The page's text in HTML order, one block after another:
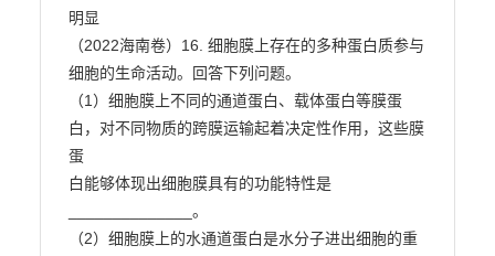
明显
（2022海南卷）16. 细胞膜上存在的多种蛋白质参与
细胞的生命活动。回答下列问题。
（1）细胞膜上不同的通道蛋白、载体蛋白等膜蛋
白，对不同物质的跨膜运输起着决定性作用，这些膜
蛋
白能够体现出细胞膜具有的功能特性是
______________。
（2）细胞膜上的水通道蛋白是水分子进出细胞的重